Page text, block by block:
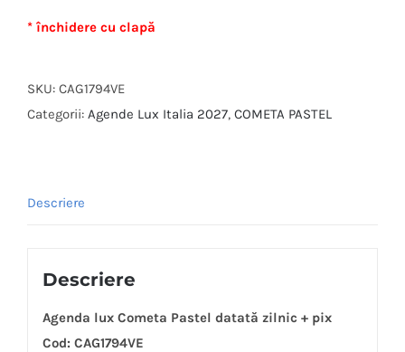
* închidere cu clapă
SKU: CAG1794VE
Categorii: Agende Lux Italia 2027, COMETA PASTEL
Descriere
Descriere
Agenda lux Cometa Pastel datată zilnic + pix
Cod: CAG1794VE